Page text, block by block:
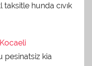
taksitle hunda cıvık
pesinatsiz kia